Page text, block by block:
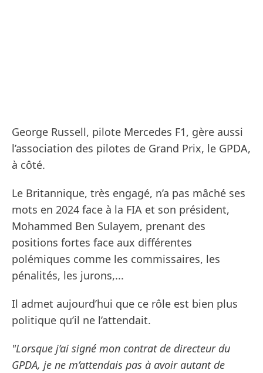
George Russell, pilote Mercedes F1, gère aussi
l’association des pilotes de Grand Prix, le GPDA,
à côté.
Le Britannique, très engagé, n’a pas mâché ses
mots en 2024 face à la FIA et son président,
Mohammed Ben Sulayem, prenant des
positions fortes face aux différentes
polémiques comme les commissaires, les
pénalités, les jurons,...
Il admet aujourd’hui que ce rôle est bien plus
politique qu’il ne l’attendait.
"Lorsque j’ai signé mon contrat de directeur du
GPDA, je ne m’attendais pas à avoir autant de